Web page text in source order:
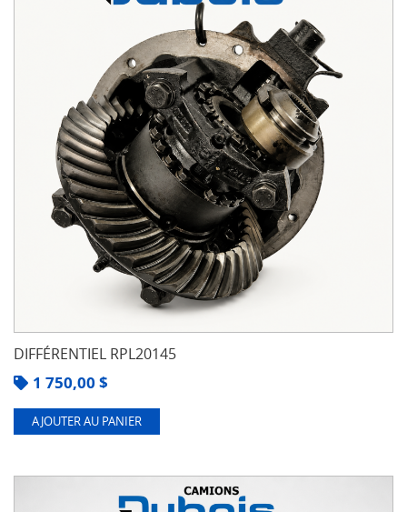
DIFFÉRENTIEL RPL20145
1 750,00 $
AJOUTER AU PANIER